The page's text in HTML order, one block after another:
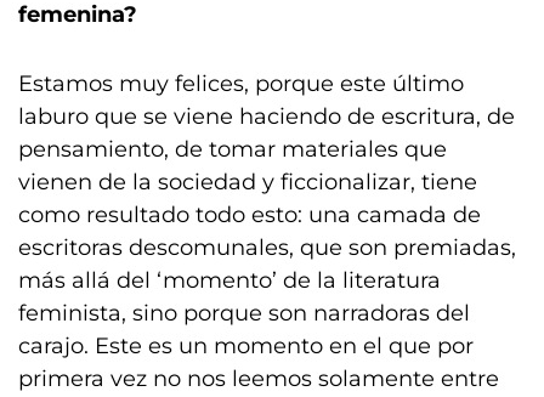
femenina?
Estamos muy felices, porque este último
laburo que se viene haciendo de escritura, de
pensamiento, de tomar materiales que
vienen de la sociedad y ficcionalizar, tiene
como resultado todo esto: una camada de
escritoras descomunales, que son premiadas,
más allá del ‘momento’ de la literatura
feminista, sino porque son narradoras del
carajo. Este es un momento en el que por
primera vez no nos leemos solamente entre